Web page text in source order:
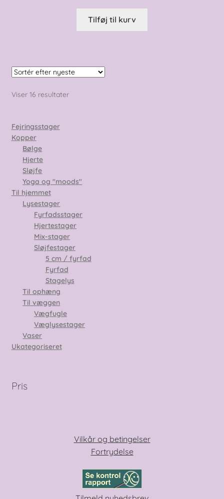
Tilføj til kurv
Viser 16 resultaterSorteret
Fejringsstager
Kopper
Bølge
Hjerte
Sløjfe
Yoga og "moods"
Til hjemmet
Lysestager
Fyrfadsstager
Hjertestager
Mix-stager
Sløjfestager
5 cm / fyrfad
Fyrfad
Stagelys
Til ophæng
Til væggen
Vægfugle
Væglysestager
Vaser
Ukategoriseret
Pris
Vilkår og betingelser
Fortrydelse